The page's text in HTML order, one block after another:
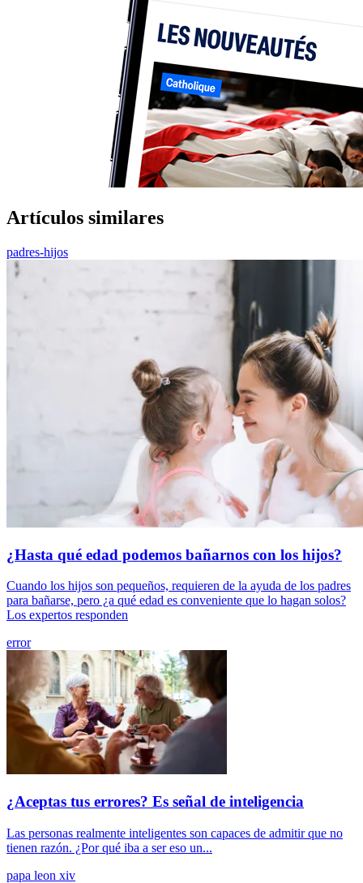
Artículos similares
padres-hijos
¿Hasta qué edad podemos bañarnos con los hijos?
Cuando los hijos son pequeños, requieren de la ayuda de los padres
para bañarse, pero ¿a qué edad es conveniente que lo hagan solos?
Los expertos responden
error
¿Aceptas tus errores? Es señal de inteligencia
Las personas realmente inteligentes son capaces de admitir que no
tienen razón. ¿Por qué iba a ser eso un...
papa leon xiv